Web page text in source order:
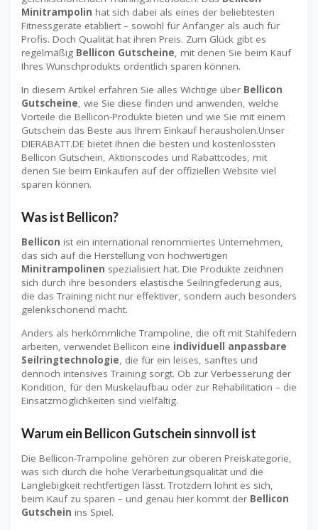
Minitrampolin hat sich dabei als eines der beliebtesten
Fitnessgeräte etabliert – sowohl für Anfänger als auch für
Profis. Doch Qualität hat ihren Preis. Zum Glück gibt es
regelmäßig Bellicon Gutscheine, mit denen Sie beim Kauf
Ihres Wunschprodukts ordentlich sparen können.
In diesem Artikel erfahren Sie alles Wichtige über Bellicon
Gutscheine, wie Sie diese finden und anwenden, welche
Vorteile die Bellicon-Produkte bieten und wie Sie mit einem
Gutschein das Beste aus Ihrem Einkauf herausholen.Unser
DIERABATT.DE bietet Ihnen die besten und kostenlossten
Bellicon Gutschein, Aktionscodes und Rabattcodes, mit
denen Sie beim Einkaufen auf der offiziellen Website viel
sparen können.
Was ist Bellicon?
Bellicon ist ein international renommiertes Unternehmen,
das sich auf die Herstellung von hochwertigen
Minitrampolinen spezialisiert hat. Die Produkte zeichnen
sich durch ihre besonders elastische Seilringfederung aus,
die das Training nicht nur effektiver, sondern auch besonders
gelenkschonend macht.
Anders als herkömmliche Trampoline, die oft mit Stahlfedern
arbeiten, verwendet Bellicon eine individuell anpassbare
Seilringtechnologie , die für ein leises, sanftes und
dennoch intensives Training sorgt. Ob zur Verbesserung der
Kondition, für den Muskelaufbau oder zur Rehabilitation – die
Einsatzmöglichkeiten sind vielfältig.
Warum ein Bellicon Gutschein sinnvoll ist
Die Bellicon-Trampoline gehören zur oberen Preiskategorie,
was sich durch die hohe Verarbeitungsqualität und die
Langlebigkeit rechtfertigen lässt. Trotzdem lohnt es sich,
beim Kauf zu sparen – und genau hier kommt der Bellicon
Gutschein ins Spiel.